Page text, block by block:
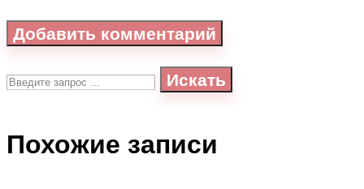
Искать
Похожие записи